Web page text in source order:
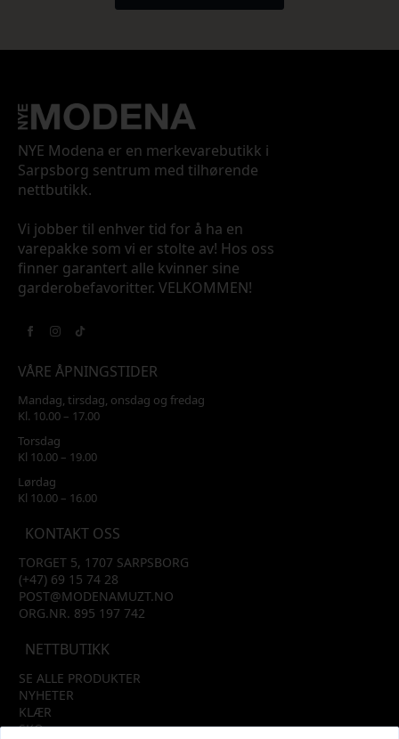
NYE Modena er en merkevarebutikk i
Sarpsborg sentrum med tilhørende
nettbutikk.
Vi jobber til enhver tid for å ha en
varepakke som vi er stolte av! Hos oss
finner garantert alle kvinner sine
garderobefavoritter. VELKOMMEN!
VÅRE ÅPNINGSTIDER
Mandag, tirsdag, onsdag og fredag
Kl. 10.00 – 17.00
Torsdag
Kl 10.00 – 19.00
Lørdag
Kl 10.00 – 16.00
KONTAKT OSS
TORGET 5, 1707 SARPSBORG
(+47) 69 15 74 28
POST@MODENAMUZT.NO
ORG.NR. 895 197 742
NETTBUTIKK
SE ALLE PRODUKTER
NYHETER
KLÆR
SKO